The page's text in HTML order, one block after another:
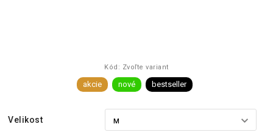
Kód: Zvoľte variant
akcie nové bestseller
Velikost